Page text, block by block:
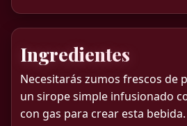
Ingredientes
Necesitarás zumos frescos de
un sirope simple infusionado
con gas para crear esta